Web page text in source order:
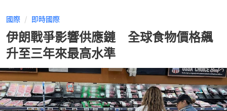
國際 即時國際
伊朗戰爭影響供應鏈 全球食物價格飆
升至三年來最高水準